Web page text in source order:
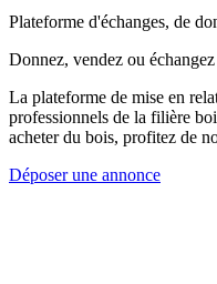
Plateforme d'échanges, de
Donnez, vendez ou
La plateforme de mise en
professionnels de la filière
acheter du bois, profitez de
Déposer une annonce